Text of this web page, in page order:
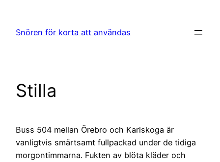
innehåll
Snören för korta att användas
Stilla
Buss 504 mellan Örebro och Karlskoga är
vanligtvis smärtsamt fullpackad under de tidiga
morgontimmarna. Fukten av blöta kläder och